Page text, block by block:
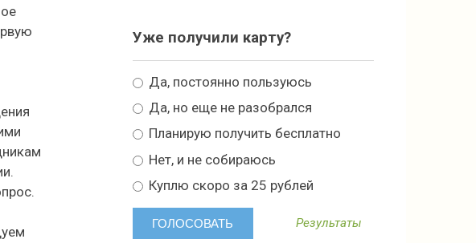
Уже получили карту?
Да, постоянно пользуюсь
Да, но еще не разобрался
Планирую получить бесплатно
Нет, и не собираюсь
Куплю скоро за 25 рублей
Результаты